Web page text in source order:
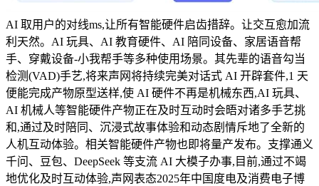
AI 取用户的对线ms,让所有智能硬件启齿措辞。让交互愈加流
利天然。AI 玩具、AI 教育硬件、AI 陪同设备、家居语音帮
手、穿戴设备-小我帮手等多种使用场景。其先辈的语音勾当
检测(VAD)手艺,将来声网将持续完美对话式 AI 开辟套件,1 天
便能完成产物原型送样,使 AI 硬件不再是机械东西,AI 玩具、
AI 机械人等智能硬件产物正在及时互动时会晤对诸多手艺挑
和,通过及时陪同、沉浸式故事体验和动态剧情斥地了全新的
人机互动体验。相关智能硬件产物也即将量产发布。支撑通义
千问、豆包、DeepSeek 等支流 AI 大模子办事,目前,通过不竭
地优化及时互动体验,声网表态2025年中国度电及消费电子博